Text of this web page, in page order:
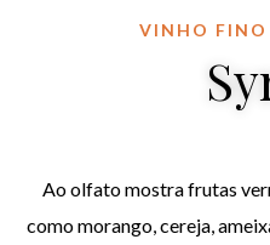
VINHO FINO
Ao olfato mostra frutas
como morango, cereja,